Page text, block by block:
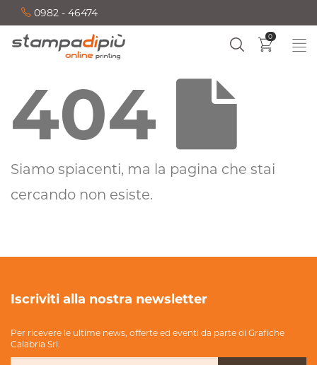
0982 - 46474
0
404
Siamo spiacenti, ma la pagina che stai
cercando non esiste.
Iscriviti alla nostra newsletter
Per ricevere le ultime news, offerte ed eventi da parte di Grafiche
Calabria Srl.